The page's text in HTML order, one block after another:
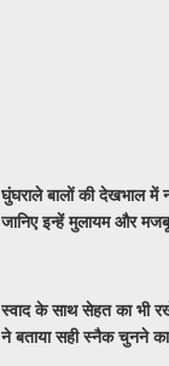
घुंघराले बालों की देखभाल में
जानिए इन्हें मुलायम और
स्वाद के साथ सेहत का भी
ने बताया सही स्नैक चुनने का